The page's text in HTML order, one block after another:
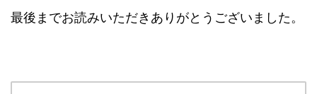
最後までお読みいただきありがとうございました。